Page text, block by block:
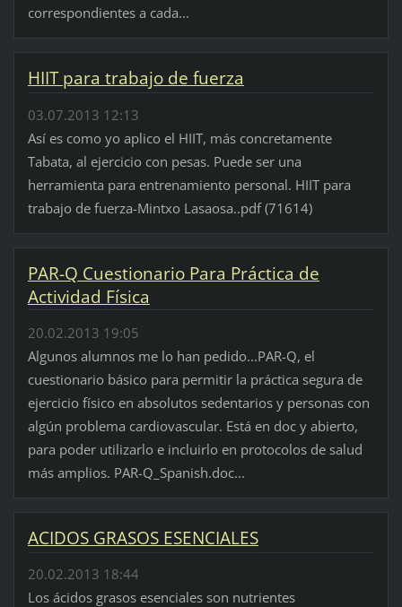
correspondientes a cada...
HIIT para trabajo de fuerza
03.07.2013 12:13
Así es como yo aplico el HIIT, más concretamente
Tabata, al ejercicio con pesas. Puede ser una
herramienta para entrenamiento personal. HIIT para
trabajo de fuerza-Mintxo Lasaosa..pdf (71614)
PAR-Q Cuestionario Para Práctica de
Actividad Física
20.02.2013 19:05
Algunos alumnos me lo han pedido...PAR-Q, el
cuestionario básico para permitir la práctica segura de
ejercicio físico en absolutos sedentarios y personas con
algún problema cardiovascular. Está en doc y abierto,
para poder utilizarlo e incluirlo en protocolos de salud
más amplios. PAR-Q_Spanish.doc...
ACIDOS GRASOS ESENCIALES
20.02.2013 18:44
Los ácidos grasos esenciales son nutrientes